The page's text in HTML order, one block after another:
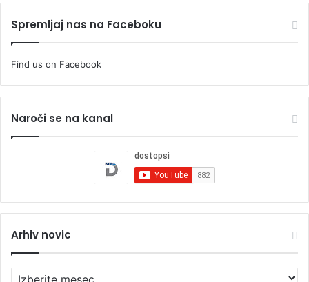
Spremljaj nas na Faceboku
Find us on Facebook
Naroči se na kanal
Arhiv novic